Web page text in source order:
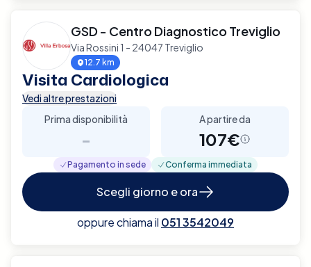
GSD - Centro Diagnostico Treviglio
Via Rossini 1 - 24047 Treviglio
12.7 km
Visita Cardiologica
Vedi altre prestazioni
Prima disponibilità
-
A partire da
107€
Pagamento in sede Conferma immediata
Scegli giorno e ora
oppure chiama il 051 3542049